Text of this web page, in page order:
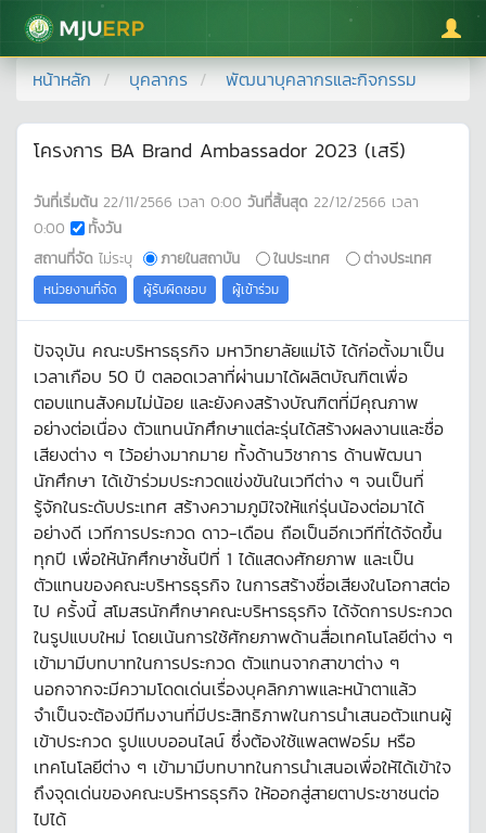
มหาวิทยาลัยแม่โจ้
หน้าหลัก บุคลากร พัฒนาบุคลากรและกิจกรรม
โครงการ BA Brand Ambassador 2023 (เสรี)
วันที่เริ่มต้น 22/11/2566 เวลา 0:00 วันที่สิ้นสุด 22/12/2566 เวลา
0:00
ทั้งวัน
สถานที่จัด ไม่ระบุ ภายในสถาบัน ในประเทศ ต่างประเทศ
หน่วยงานที่จัด ผู้รับผิดชอบ ผู้เข้าร่วม
ปัจจุบัน คณะบริหารธุรกิจ มหาวิทยาลัยแม่โจ้ ได้ก่อตั้งมาเป็น
เวลาเกือบ 50 ปี ตลอดเวลาที่ผ่านมาได้ผลิตบัณฑิตเพื่อ
ตอบแทนสังคมไม่น้อย และยังคงสร้างบัณฑิตที่มีคุณภาพ
อย่างต่อเนื่อง ตัวแทนนักศึกษาแต่ละรุ่นได้สร้างผลงานและชื่อ
เสียงต่าง ๆ ไว้อย่างมากมาย ทั้งด้านวิชาการ ด้านพัฒนา
นักศึกษา ได้เข้าร่วมประกวดแข่งขันในเวทีต่าง ๆ จนเป็นที่
รู้จักในระดับประเทศ สร้างความภูมิใจให้แก่รุ่นน้องต่อมาได้
อย่างดี เวทีการประกวด ดาว-เดือน ถือเป็นอีกเวทีที่ได้จัดขึ้น
ทุกปี เพื่อให้นักศึกษาชั้นปีที่ 1 ได้แสดงศักยภาพ และเป็น
ตัวแทนของคณะบริหารธุรกิจ ในการสร้างชื่อเสียงในโอกาสต่อ
ไป ครั้งนี้ สโมสรนักศึกษาคณะบริหารธุรกิจ ได้จัดการประกวด
ในรูปแบบใหม่ โดยเน้นการใช้ศักยภาพด้านสื่อเทคโนโลยีต่าง ๆ
เข้ามามีบทบาทในการประกวด ตัวแทนจากสาขาต่าง ๆ
นอกจากจะมีความโดดเด่นเรื่องบุคลิกภาพและหน้าตาแล้ว
จำเป็นจะต้องมีทีมงานที่มีประสิทธิภาพในการนำเสนอตัวแทนผู้
เข้าประกวด รูปแบบออนไลน์ ซึ่งต้องใช้แพลตฟอร์ม หรือ
เทคโนโลยีต่าง ๆ เข้ามามีบทบาทในการนำเสนอเพื่อให้ได้เข้าใจ
ถึงจุดเด่นของคณะบริหารธุรกิจ ให้ออกสู่สายตาประชาชนต่อ
ไปได้